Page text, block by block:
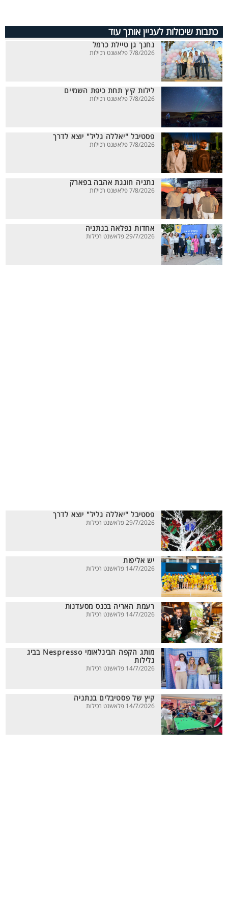
כתבות שיכולות לעניין אותך עוד
נחנך גן טיילת כרמל
7/8/2026 פלאשנט רכילות
לילות קיץ תחת כיפת השמיים
7/8/2026 פלאשנט רכילות
פסטיבל "יאללה גליל" יוצא לדרך
7/8/2026 פלאשנט רכילות
נתניה חוגגת אהבה בפארק
7/8/2026 פלאשנט רכילות
אחדות נפלאה בנתניה
29/7/2026 פלאשנט רכילות
פסטיבל "יאללה גליל" יוצא לדרך
29/7/2026 פלאשנט רכילות
יש אליפות
14/7/2026 פלאשנט רכילות
רעמת האריה בכנס מסעדנות
14/7/2026 פלאשנט רכילות
מותג הקפה הבינלאומי Nespresso בביג
גלילות
14/7/2026 פלאשנט רכילות
קיץ של פסטיבלים בנתניה
14/7/2026 פלאשנט רכילות